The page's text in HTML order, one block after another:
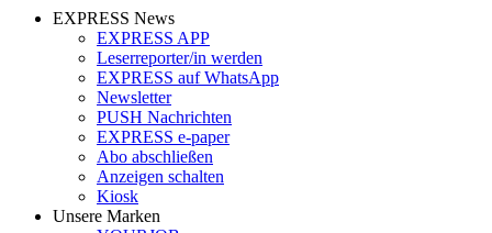
EXPRESS News
EXPRESS APP
Leserreporter/in werden
EXPRESS auf WhatsApp
Newsletter
PUSH Nachrichten
EXPRESS e-paper
Abo abschließen
Anzeigen schalten
Kiosk
Unsere Marken